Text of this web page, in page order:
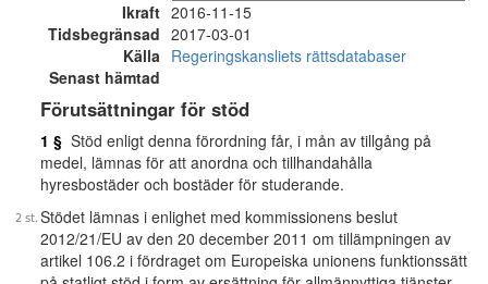
Ikraft 2016-11-15
Tidsbegränsad 2017-03-01
Källa Regeringskansliets rättsdatabaser
Senast hämtad
Förutsättningar för stöd
1 § Stöd enligt denna förordning får, i mån av tillgång på
medel, lämnas för att anordna och tillhandahålla
hyresbostäder och bostäder för studerande.
Stödet lämnas i enlighet med kommissionens beslut
2012/21/EU av den 20 december 2011 om tillämpningen av
artikel 106.2 i fördraget om Europeiska unionens funktionssätt